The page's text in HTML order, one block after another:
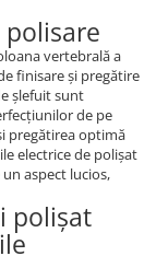
vertebrală a
finisare și pregătire
șlefuit sunt
de pe
pregătirea optimă
electrice de polișat
aspect lucios,
polișat